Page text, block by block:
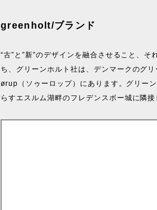
greenholt/ブランド
“古”と”新”のデザインを融合させること、そ
ち、グリーンホルト社は、デンマークのグ
ørup（ソゥーロップ）にあります。グリー
らすエスルム湖畔のフレデンスボー城に隣接